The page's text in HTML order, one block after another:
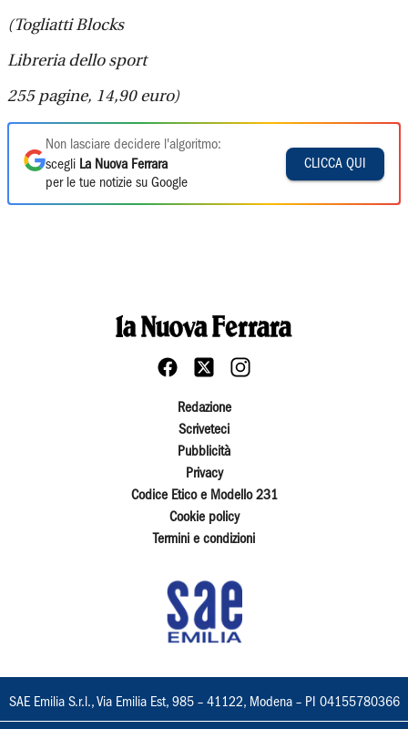
(Togliatti Blocks
Libreria dello sport
255 pagine, 14,90 euro)
Non lasciare decidere l'algoritmo:
scegli La Nuova Ferrara
per le tue notizie su Google
CLICCA QUI
Redazione
Scriveteci
Pubblicità
Privacy
Codice Etico e Modello 231
Cookie policy
Termini e condizioni
SAE Emilia S.r.l., Via Emilia Est, 985 – 41122, Modena – PI 04155780366